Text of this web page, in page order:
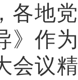
各地
》作
会议